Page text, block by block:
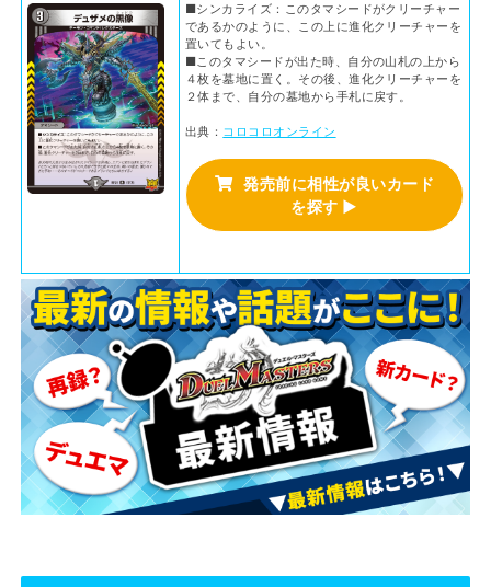
■シンカライズ：このタマシードがクリーチャー
であるかのように、この上に進化クリーチャーを
置いてもよい。
■このタマシードが出た時、自分の山札の上から
４枚を墓地に置く。その後、進化クリーチャーを
２体まで、自分の墓地から手札に戻す。
出典： コロコロオンライン
発売前に相性が良いカード
を探す ▶